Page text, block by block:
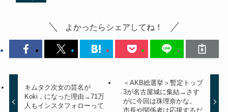
よかったらシェアしてね！
キムタク次女の芸名が
Koki，になった理由→71万
人もインスタフォローって
＜AKB総選挙＞暫定トップ
3が名古屋城に集結→さす
がに今回は珠理奈かな。
市長や関係者は応援するだ